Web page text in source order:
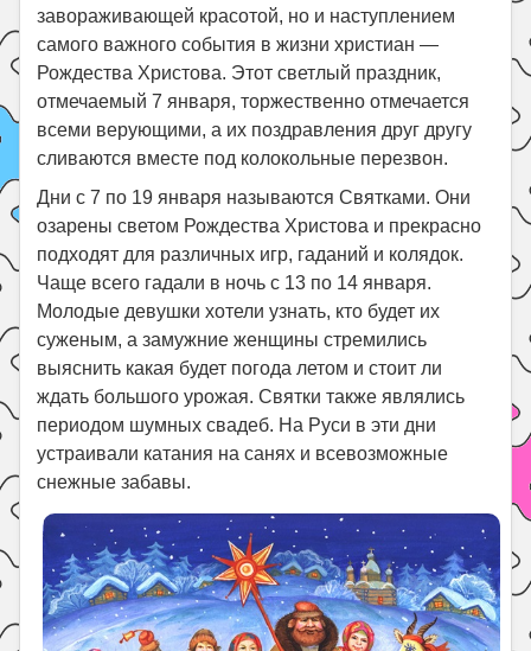
завораживающей красотой, но и наступлением
самого важного события в жизни христиан —
Рождества Христова. Этот светлый праздник,
отмечаемый 7 января, торжественно отмечается
всеми верующими, а их поздравления друг другу
сливаются вместе под колокольные перезвон.
Дни с 7 по 19 января называются Святками. Они
озарены светом Рождества Христова и прекрасно
подходят для различных игр, гаданий и колядок.
Чаще всего гадали в ночь с 13 по 14 января.
Молодые девушки хотели узнать, кто будет их
суженым, а замужние женщины стремились
выяснить какая будет погода летом и стоит ли
ждать большого урожая. Святки также являлись
периодом шумных свадеб. На Руси в эти дни
устраивали катания на санях и всевозможные
снежные забавы.